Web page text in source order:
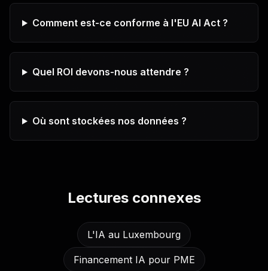
Comment est-ce conforme à l'EU AI Act ?
Quel ROI devons-nous attendre ?
Où sont stockées nos données ?
Lectures connexes
L'IA au Luxembourg
Financement IA pour PME